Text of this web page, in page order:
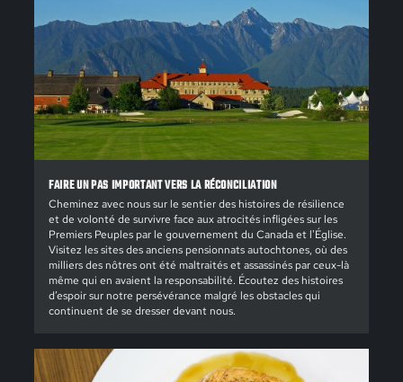
FAIRE UN PAS IMPORTANT VERS LA RÉCONCILIATION
Cheminez avec nous sur le sentier des histoires de résilience
et de volonté de survivre face aux atrocités infligées sur les
Premiers Peuples par le gouvernement du Canada et l'Église.
Visitez les sites des anciens pensionnats autochtones, où des
milliers des nôtres ont été maltraités et assassinés par ceux-là
même qui en avaient la responsabilité. Écoutez des histoires
d’espoir sur notre persévérance malgré les obstacles qui
continuent de se dresser devant nous.